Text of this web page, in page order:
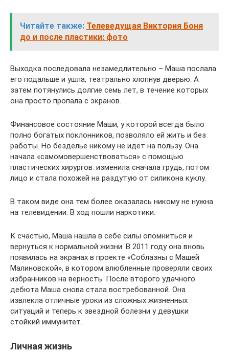
Читайте также: Телеведущая Виктория Боня
до и после пластики: фото
Выходка последовала незамедлительно – Маша послала
его подальше и ушла, театрально хлопнув дверью. А
затем потянулись долгие семь лет, в течение которых
она просто пропала с экранов.
Финансовое состояние Маши, у которой всегда было
полно богатых поклонников, позволяло ей жить и без
работы. Но безделье никому не идет на пользу. Она
начала «самомовершенствоваться» с помощью
пластических хирургов: изменила сначала грудь, потом
лицо и стала похожей на раздутую от силикона куклу.
В таком виде она тем более оказалась никому не нужна
на телевидении. В ход пошли наркотики.
К счастью, Маша нашла в себе силы опомниться и
вернуться к нормальной жизни. В 2011 году она вновь
появилась на экранах в проекте «Соблазны с Машей
Малиновской», в котором влюбленные проверяли своих
избранников на верность. После второго удачного
дебюта Маша снова стала востребованной. Она
извлекла отличные уроки из сложных жизненных
ситуаций и теперь к звездной болезни у девушки
стойкий иммунитет.
Личная жизнь